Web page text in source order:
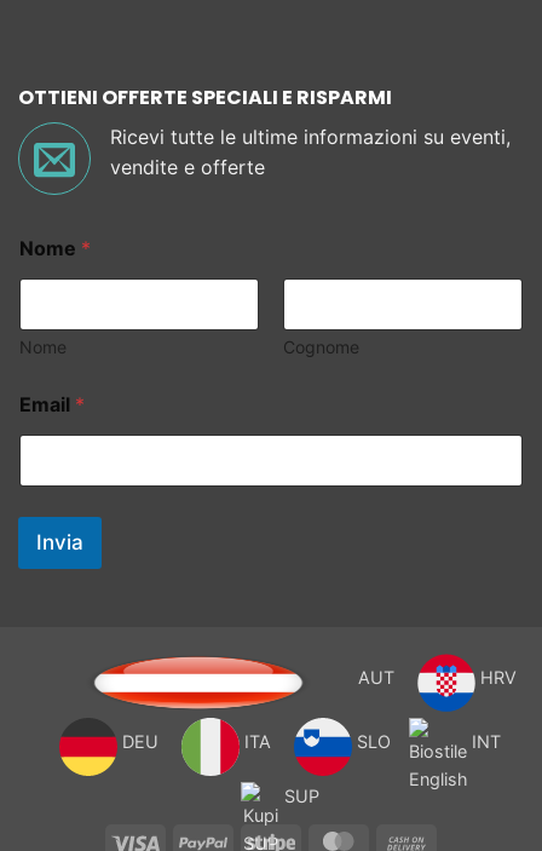
OTTIENI OFFERTE SPECIALI E RISPARMI
Ricevi tutte le ultime informazioni su eventi,
vendite e offerte
Nome *
Nome Cognome
Email *
Invia
AUT HRV
DEU ITA SLO INT
SUP
Visa PayPal Stripe MasterCard